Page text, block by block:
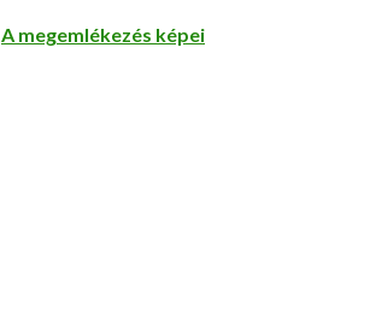
A megemlékezés képei